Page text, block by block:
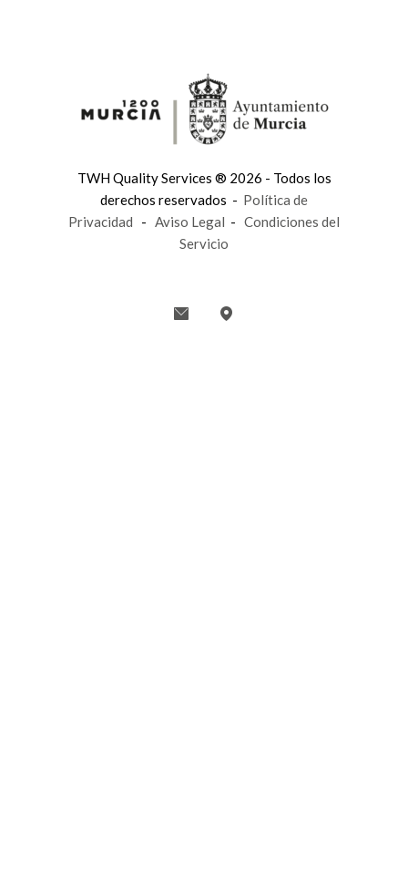
TWH Quality Services ® 2026 - Todos los
derechos reservados - Política de
Privacidad - Aviso Legal - Condiciones del
Servicio